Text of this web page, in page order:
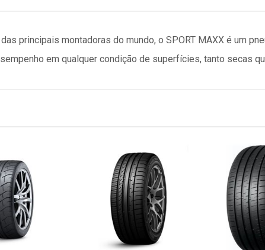
principais montadoras do mundo, o SPORT MAXX é um
em qualquer condição de superfícies, tanto secas